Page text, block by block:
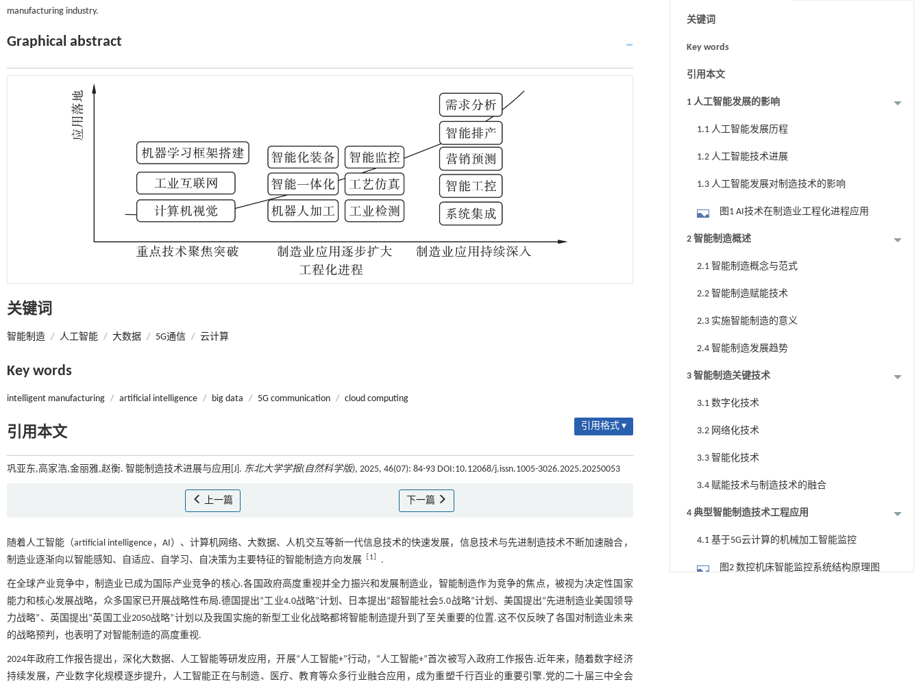
manufacturing industry.
Graphical abstract
关键词
智能制造 / 人工智能 / 大数据 / 5G通信 / 云计算
Key words
intelligent manufacturing / artificial intelligence / big data / 5G communication / cloud computing
引用本文 引用格式 ▾
巩亚东,高家浩,金丽雅,赵衡. 智能制造技术进展与应用[J]. 东北大学学报(自然科学版), 2025, 46(07): 84-93 DOI:10.12068/j.issn.1005-3026.2025.20250053
上一篇 下一篇
随着人工智能（artificial intelligence，AI）、计算机网络、大数据、人机交互等新一代信息技术的快速发展，信息技术与先进制造技术不断加速融合，
制造业逐渐向以智能感知、自适应、自学习、自决策为主要特征的智能制造方向发展
1 .
在全球产业竞争中，制造业已成为国际产业竞争的核心.各国政府高度重视并全力振兴和发展制造业，智能制造作为竞争的焦点，被视为决定性国家
能力和核心发展战略，众多国家已开展战略性布局.德国提出“工业4.0战略”计划、日本提出“超智能社会5.0战略”计划、美国提出“先进制造业美国领导
力战略”、英国提出“英国工业2050战略”计划以及我国实施的新型工业化战略都将智能制造提升到了至关重要的位置.这不仅反映了各国对制造业未来
的战略预判，也表明了对智能制造的高度重视.
2024年政府工作报告提出，深化大数据、人工智能等研发应用，开展“人工智能+”行动，“人工智能+”首次被写入政府工作报告.近年来，随着数字经济
持续发展，产业数字化规模逐步提升，人工智能正在与制造、医疗、教育等众多行业融合应用，成为重塑千行百业的重要引擎.党的二十届三中全会
关键词
Key words
引用本文
1 人工智能发展的影响
1.1 人工智能发展历程
1.2 人工智能技术进展
1.3 人工智能发展对制造技术的影响
图1 AI技术在制造业工程化进程应用
2 智能制造概述
2.1 智能制造概念与范式
2.2 智能制造赋能技术
2.3 实施智能制造的意义
2.4 智能制造发展趋势
3 智能制造关键技术
3.1 数字化技术
3.2 网络化技术
3.3 智能化技术
3.4 赋能技术与制造技术的融合
4 典型智能制造技术工程应用
4.1 基于5G云计算的机械加工智能监控
图2 数控机床智能监控系统结构原理图